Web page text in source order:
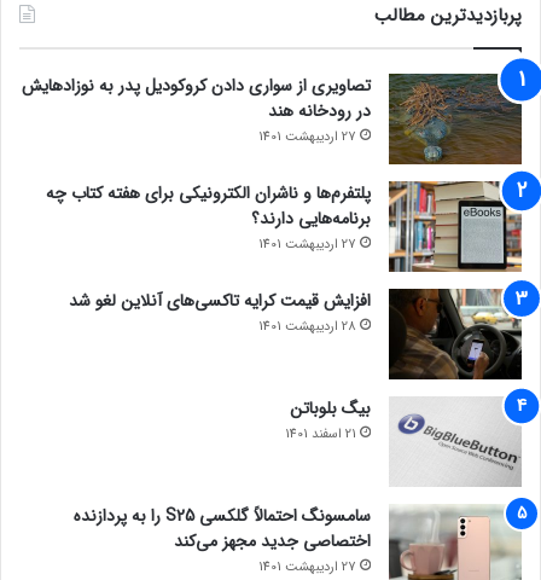
پربازدیدترین مطالب
تصاویری از سواری دادن کروکودیل پدر به نوزادهایش
در رودخانه هند
27 اردیبهشت 1401
پلتفرم‌ها و ناشران الکترونیکی برای هفته کتاب چه
برنامه‌هایی دارند؟
27 اردیبهشت 1401
افزایش قیمت کرایه تاکسی‌های آنلاین لغو شد
28 اردیبهشت 1401
بیگ بلوباتن
21 اسفند 1401
سامسونگ احتمالاً گلکسی S25 را به پردازنده
اختصاصی جدید مجهز می‌کند
27 اردیبهشت 1401